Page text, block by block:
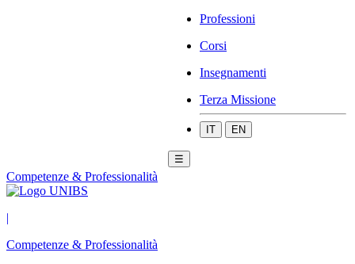
Professioni
Corsi
Insegnamenti
Terza Missione
IT EN
☰
Competenze & Professionalità
|
Competenze & Professionalità